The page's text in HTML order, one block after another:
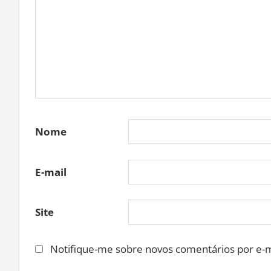
Nome
E-mail
Site
Notifique-me sobre novos comentários por e-